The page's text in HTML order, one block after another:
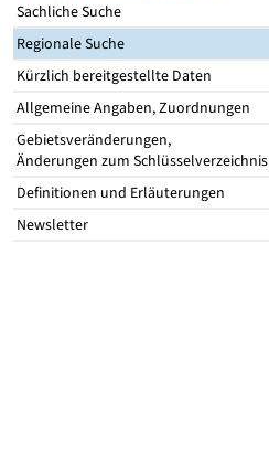
Sachliche Suche
Regionale Suche
Kürzlich bereitgestellte Daten
Allgemeine Angaben, Zuordnungen
Gebietsveränderungen,
Änderungen zum Schlüsselverzeichnis
Definitionen und Erläuterungen
Newsletter